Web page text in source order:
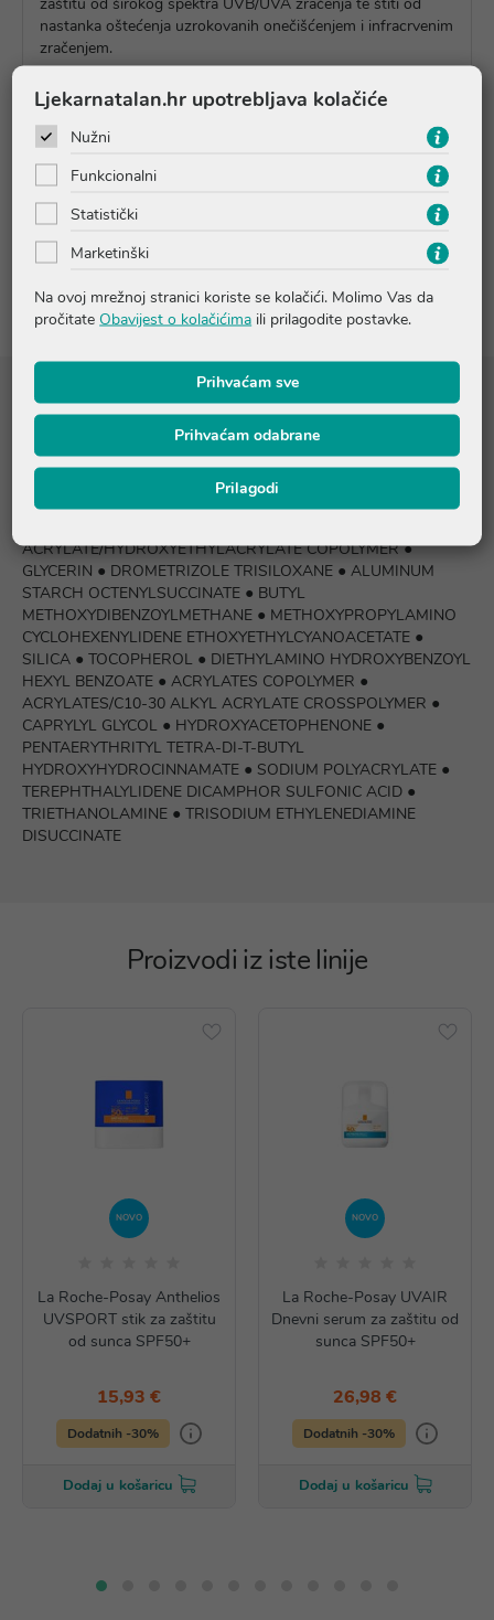
nastanka oštećenja uzrokovanih onečišćenjem i infracrvenim
zračenjem.
Upute o proizvodu
Pitanja i odgovori
Sastojci
AQUA / WATER / EAU ● DIISOPROPYL SEBACATE ● ALCOHOL
DENAT. ● ETHYLHEXYL SALICYLATE ● ETHYLHEXYL
TRIAZONE ● BIS-ETHYLHEXYLOXYPHENOL
METHOXYPHENYL TRIAZINE ● DIISOPROPYL ADIPATE ● PEG-
ACRYLATE/HYDROXYETHYLACRYLATE COPOLYMER ●
GLYCERIN ● DROMETRIZOLE TRISILOXANE ● ALUMINUM
STARCH OCTENYLSUCCINATE ● BUTYL
METHOXYDIBENZOYLMETHANE ● METHOXYPROPYLAMINO
CYCLOHEXENYLIDENE ETHOXYETHYLCYANOACETATE ●
SILICA ● TOCOPHEROL ● DIETHYLAMINO HYDROXYBENZOYL
HEXYL BENZOATE ● ACRYLATES COPOLYMER ●
ACRYLATES/C10-30 ALKYL ACRYLATE CROSSPOLYMER ●
CAPRYLYL GLYCOL ● HYDROXYACETOPHENONE ●
PENTAERYTHRITYL TETRA-DI-T-BUTYL
HYDROXYHYDROCINNAMATE ● SODIUM POLYACRYLATE ●
TEREPHTHALYLIDENE DICAMPHOR SULFONIC ACID ●
TRIETHANOLAMINE ● TRISODIUM ETHYLENEDIAMINE
DISUCCINATE
Proizvodi iz iste linije
NOVO
La Roche-Posay Anthelios
UVSPORT stik za zaštitu
od sunca SPF50+
15,93 €
Dodatnih -30%
Dodaj u košaricu
NOVO
La Roche-Posay UVAIR
Dnevni serum za zaštitu od
sunca SPF50+
26,98 €
Dodatnih -30%
Dodaj u košaricu
Ljekarnatalan.hr upotrebljava kolačiće
Nužni
Funkcionalni
Statistički
Marketinški
Na ovoj mrežnoj stranici koriste se kolačići. Molimo Vas da
pročitate Obavijest o kolačićima ili prilagodite postavke.
Prihvaćam sve
Prihvaćam odabrane
Prilagodi